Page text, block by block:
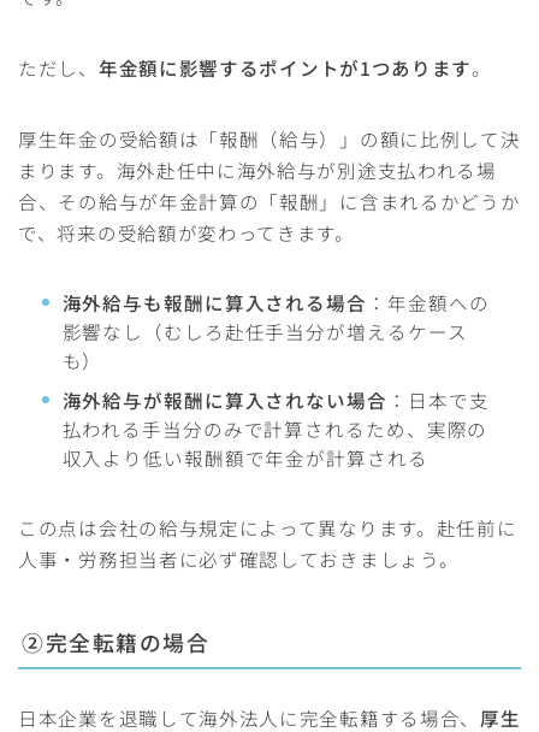
ただし、 年金額に影響するポイントが1つあります。
厚生年金の受給額は「報酬（給与）」の額に比例して決
まります。海外赴任中に海外給与が別途支払われる場
合、その給与が年金計算の「報酬」に含まれるかどうか
で、将来の受給額が変わってきます。
海外給与も報酬に算入される場合 ：年金額への
影響なし（むしろ赴任手当分が増えるケース
も）
海外給与が報酬に算入されない場合 ：日本で支
払われる手当分のみで計算されるため、実際の
収入より低い報酬額で年金が計算される
この点は会社の給与規定によって異なります。赴任前に
人事・労務担当者に必ず確認しておきましょう。
②完全転籍の場合
日本企業を退職して海外法人に完全転籍する場合、 厚生